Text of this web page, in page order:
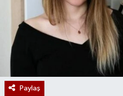
Paylaş